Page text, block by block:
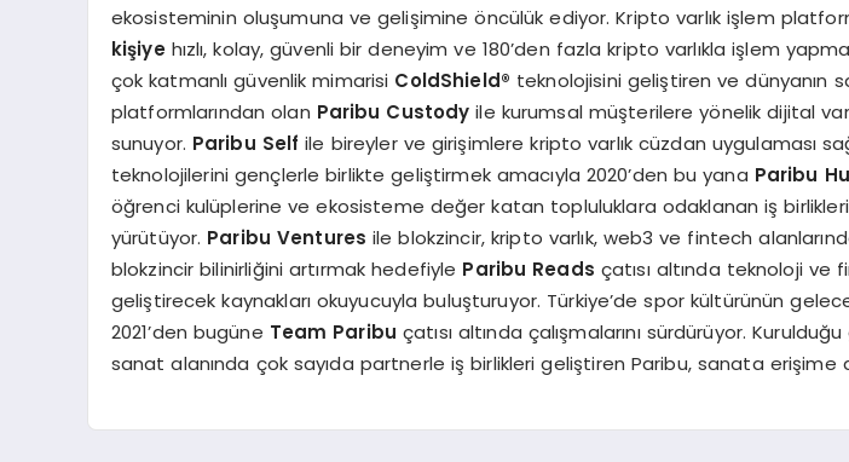
ekosisteminin oluşumuna ve gelişimine öncülük ediyor. Kripto varlık işlem
kişiyehızlı, kolay, güvenli bir deneyim ve 180’den fazla kripto varlıkla işlem
çok katmanlı güvenlik mimarisi ColdShield® teknolojisini geliştiren ve dünyanın
platformlarından olan Paribu Custodyile kurumsal müşterilere yönelik dijital
sunuyor. Paribu Selfile bireyler ve girişimlere kripto varlık cüzdan uygulaması
teknolojilerini gençlerle birlikte geliştirmek amacıyla 2020’den bu yana Paribu
öğrenci kulüplerine ve ekosisteme değer katan topluluklara odaklanan iş
yürütüyor. Paribu Ventures ile blokzincir, kripto varlık, web3 ve fintech
blokzincir bilinirliğini artırmak hedefiyle Paribu Reads çatısı altında teknoloji ve
geliştirecek kaynakları okuyucuyla buluşturuyor. Türkiye’de spor kültürünün
2021’den bugüne Team Paribu çatısı altında çalışmalarını sürdürüyor.
sanat alanında çok sayıda partnerle iş birlikleri geliştiren Paribu, sanata erişime